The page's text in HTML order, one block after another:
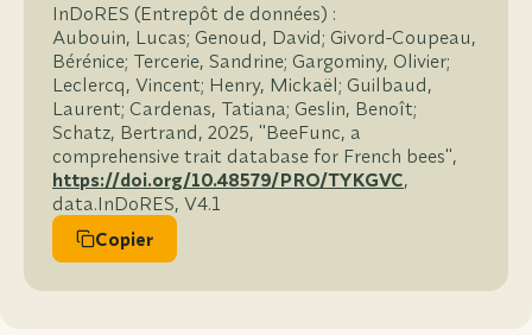
InDoRES (Entrepôt de données) :
Aubouin, Lucas; Genoud, David; Givord-Coupeau,
Bérénice; Tercerie, Sandrine; Gargominy, Olivier;
Leclercq, Vincent; Henry, Mickaël; Guilbaud,
Laurent; Cardenas, Tatiana; Geslin, Benoît;
Schatz, Bertrand, 2025, "BeeFunc, a
comprehensive trait database for French bees",
https://doi.org/10.48579/PRO/TYKGVC,
data.InDoRES, V4.1
Copier